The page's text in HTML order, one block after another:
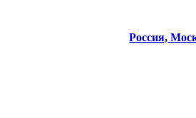
Россия,